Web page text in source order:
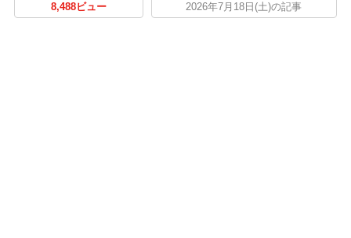
8,488ビュー 2026年7月18日(土)の記事